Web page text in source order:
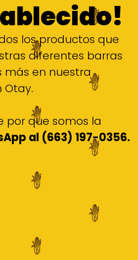
los productos que
diferentes barras
más en nuestra
Otay.
por que somos la
al (663) 197-0356.